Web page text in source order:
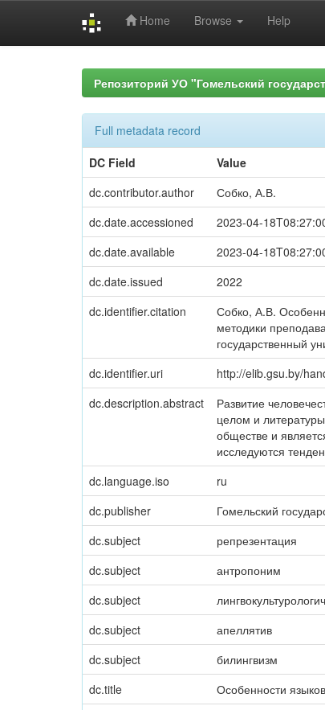
Home Browse Help
Репозиторий УО "Гомельский
Full metadata record
DC Field
Value
dc.contributor.author
Собко, А.В.
dc.date.accessioned
2023-04-
dc.date.available
2023-04-
dc.date.issued
2022
dc.identifier.citation
Собко, А.В.
методики
государственный
dc.identifier.uri http://elib.gsu.by/
dc.description.abstract
Развитие
целом и
обществе и
исследуются
dc.language.iso ru
dc.publisher
Гомельский
dc.subject
репрезентация
dc.subject
антропоним
dc.subject
dc.subject
апеллятив
dc.subject
билингвизм
dc.title
Особенности